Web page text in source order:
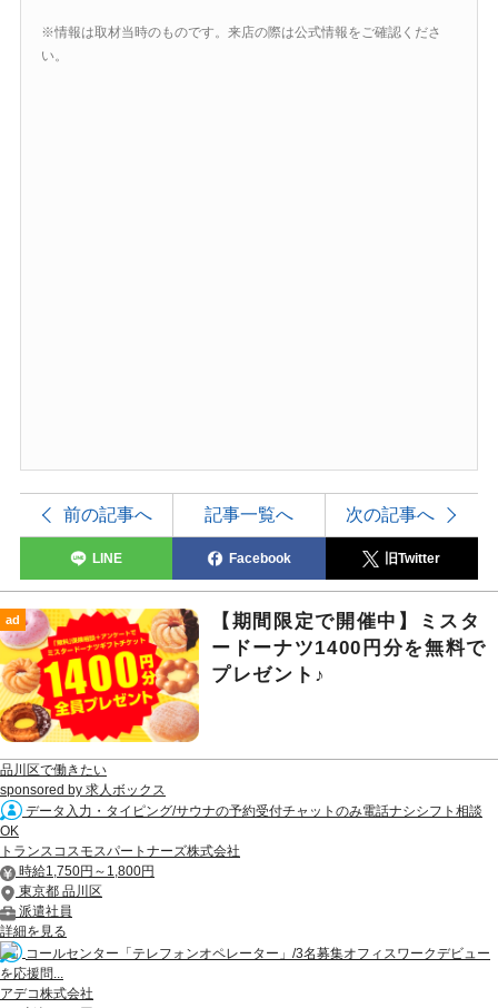
※情報は取材当時のものです。来店の際は公式情報をご確認くださ
い。
前の記事へ 記事一覧へ 次の記事へ
LINE Facebook 旧Twitter
ad
【期間限定で開催中】ミスタ
ードーナツ1400円分を無料で
プレゼント♪
品川区で働きたい
sponsored by 求人ボックス
データ入力・タイピング/サウナの予約受付チャットのみ電話ナシシフト相談
OK
トランスコスモスパートナーズ株式会社
時給1,750円～1,800円
東京都 品川区
派遣社員
詳細を見る
コールセンター「テレフォンオペレーター」/3名募集オフィスワークデビュー
を応援問...
アデコ株式会社